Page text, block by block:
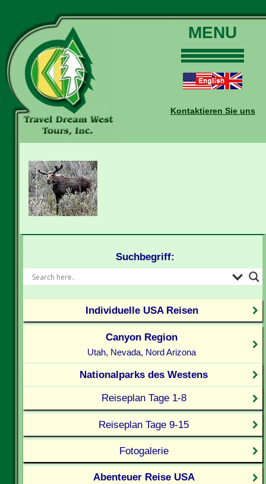
MENU
Touren
Daten und Preise
Buchungen
Kontaktieren Sie uns
Suchbegriff:
Individuelle USA Reisen
Canyon Region
Utah, Nevada, Nord Arizona
Nationalparks des Westens
Reiseplan Tage 1-8
Reiseplan Tage 9-15
Fotogalerie
Abenteuer Reise USA